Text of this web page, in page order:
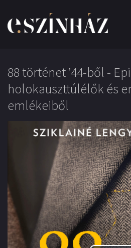
88 történet ’44-ből -
holokauszttúlélők és
emlékeiből